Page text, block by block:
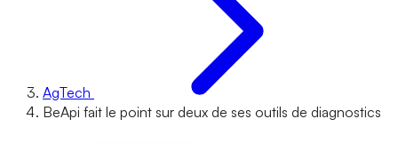
AgTech
BeApi fait le point sur deux de ses outils de diagnostics